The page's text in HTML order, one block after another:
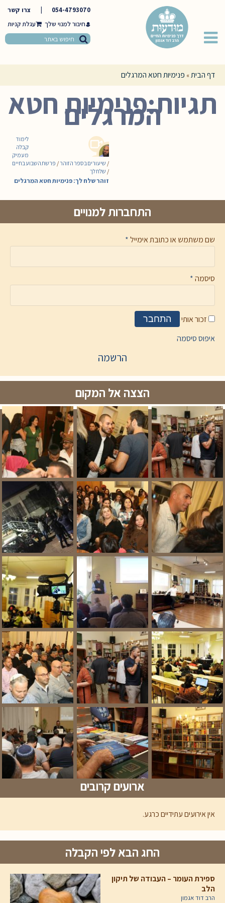
054-4793070
צרו קשר
חיבור למנוי שלך
דף הבית» פנימיות חטא המרגלים
תגיות:פנימיות חטא
המרגלים
לימוד
קבלה
מעמיק
/ שיעורים בספר הזוהר/ פרשת השבוע בחיים
/ שלח לך
זוהר שלח לך: פנימיות חטא המרגלים
התחברות למנויים
שם משתמש או כתובת אימייל*
סיסמה*
זכור אותי התחבר
איפוס סיסמה
הרשמה
הצצה אל המקום
ארועים קרובים
אין אירועים עתידיים כרגע.
החג הבא לפי הקבלה
ספירת העומר – העבודה של תיקון
הלב
הרב דוד אגמון